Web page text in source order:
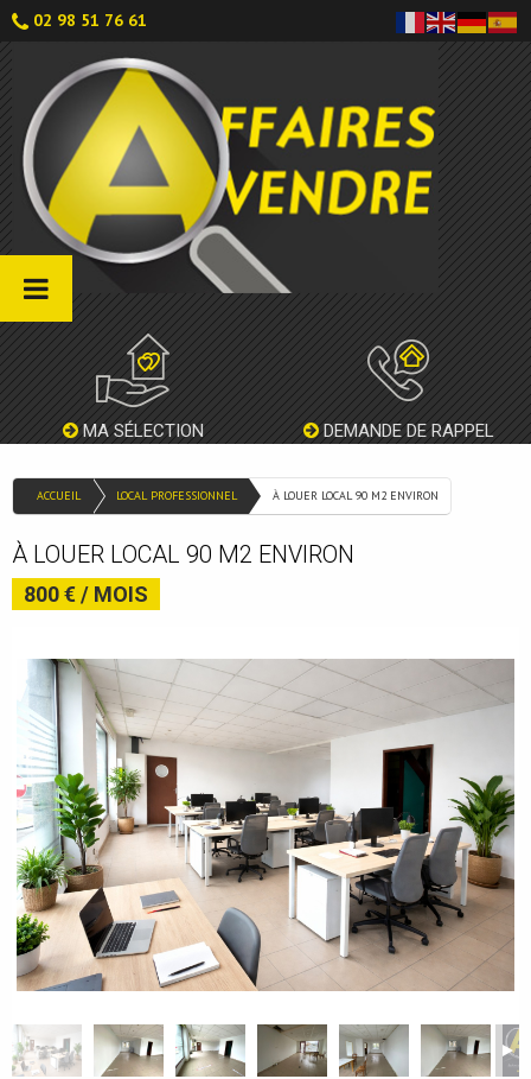
02 98 51 76 61
MA SÉLECTION DEMANDE DE RAPPEL
ACCUEIL LOCAL PROFESSIONNEL À LOUER LOCAL 90 M2 ENVIRON
À LOUER LOCAL 90 M2 ENVIRON
800 € / MOIS